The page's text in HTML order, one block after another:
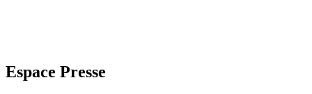
Espace Presse